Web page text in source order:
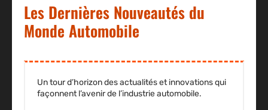
Les Dernières Nouveautés du
Monde Automobile
Un tour d’horizon des actualités et innovations qui
façonnent l’avenir de l’industrie automobile.